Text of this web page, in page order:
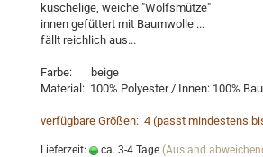
kuschelige, weiche "Wolfsmütze"
innen gefüttert mit Baumwolle ...
fällt reichlich aus...
Farbe: beige
Material: 100% Polyester / Innen: 100%
verfügbare Größen: 4 (passt mindestens
Lieferzeit: ca. 3-4 Tage (Ausland